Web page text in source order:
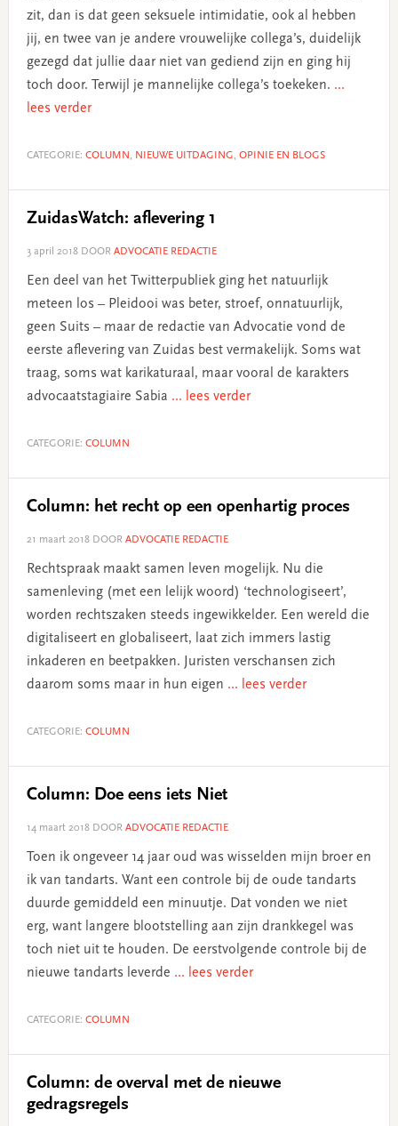
zit, dan is dat geen seksuele intimidatie, ook al hebben
jij, en twee van je andere vrouwelijke collega’s, duidelijk
gezegd dat jullie daar niet van gediend zijn en ging hij
toch door. Terwijl je mannelijke collega’s toekeken. ...
lees verder
CATEGORIE: COLUMN , NIEUWE UITDAGING, OPINIE EN BLOGS
ZuidasWatch: aflevering 1
3 april 2018DOOR ADVOCATIE REDACTIE
Een deel van het Twitterpubliek ging het natuurlijk
meteen los – Pleidooi was beter, stroef, onnatuurlijk,
geen Suits – maar de redactie van Advocatie vond de
eerste aflevering van Zuidas best vermakelijk. Soms wat
traag, soms wat karikaturaal, maar vooral de karakters
advocaatstagiaire Sabia ... lees verder
CATEGORIE: COLUMN
Column: het recht op een openhartig proces
21 maart 2018DOOR ADVOCATIE REDACTIE
Rechtspraak maakt samen leven mogelijk. Nu die
samenleving (met een lelijk woord) ‘technologiseert’,
worden rechtszaken steeds ingewikkelder. Een wereld die
digitaliseert en globaliseert, laat zich immers lastig
inkaderen en beetpakken. Juristen verschansen zich
daarom soms maar in hun eigen ... lees verder
CATEGORIE: COLUMN
Column: Doe eens iets Niet
14 maart 2018DOOR ADVOCATIE REDACTIE
Toen ik ongeveer 14 jaar oud was wisselden mijn broer en
ik van tandarts. Want een controle bij de oude tandarts
duurde gemiddeld een minuutje. Dat vonden we niet
erg, want langere blootstelling aan zijn drankkegel was
toch niet uit te houden. De eerstvolgende controle bij de
nieuwe tandarts leverde ... lees verder
CATEGORIE: COLUMN
Column: de overval met de nieuwe
gedragsregels